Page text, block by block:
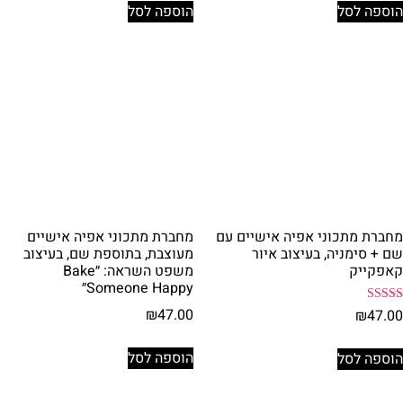
הוספה לסל
הוספה לסל
מחברת מתכוני אפיה אישיים עם
שם + סימניה, בעיצוב איור
קאפקייק
דורג
5.00
₪47.00
הוספה לסל
מחברת מתכוני אפיה אישיים
מעוצבת, בתוספת שם, בעיצוב
משפט השראה: ״Bake
Someone Happy״
₪47.00
הוספה לסל